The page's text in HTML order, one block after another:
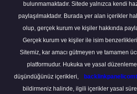
bulunmamaktadır. Sitede yalnızca kendi
paylaşılmaktadır. Burada yer alan içerikler
olup, gerçek kurum ve kişiler hakkında
Gerçek kurum ve kişiler ile isim
Sitemiz, kar amacı gütmeyen ve tamamen
platformudur. Hukuka ve yasal
düşündüğünüz içerikleri,
bildirmeniz halinde, ilgili içerikler yasal